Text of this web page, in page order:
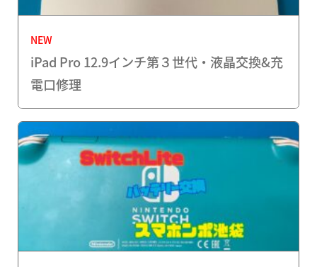
NEW
iPad Pro 12.9インチ第３世代・液晶交換&充
電口修理